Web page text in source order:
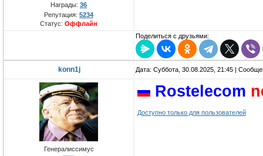
Награды: 36
Репутация: 5234
Статус: Оффлайн
Поделиться с друзьями:
konn1j Дата: Суббота, 30.08.2025, 21:45 |
Генералиссимус
Rostelecom
Доступно только для пользователей